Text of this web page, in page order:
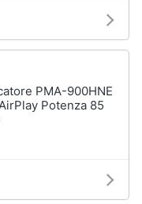
PMA-900HNE
Potenza 85